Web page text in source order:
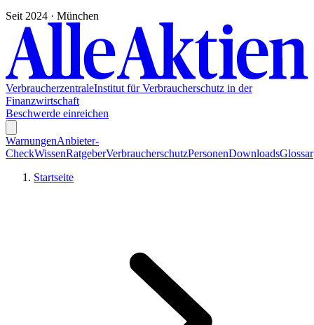
Seit 2024 · München
VerbraucherzentraleInstitut für Verbraucherschutz in der
Finanzwirtschaft
Beschwerde einreichen
WarnungenAnbieter-
CheckWissenRatgeberVerbraucherschutzPersonenDownloadsGlossar
Startseite